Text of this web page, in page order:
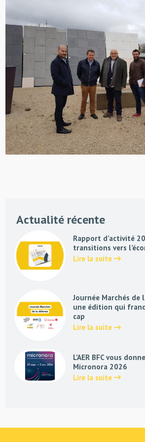
Actualité récente
Rapport d’activité
transitions vers
Lire la suite
Journée Marchés de
une édition qui
cap
Lire la suite
L’AER BFC vous
Micronora 2026
Lire la suite